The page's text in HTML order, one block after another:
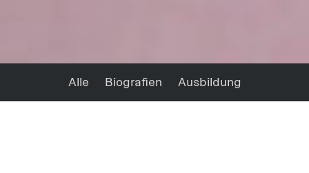
Alle Biografien Ausbildung